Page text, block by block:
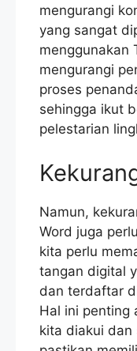
mengurangi
yang sangat
menggunakan
mengurangi
proses
sehingga ikut
pelestarian
Namun,
Word juga
kita perlu
tangan digital
dan terdaftar
Hal ini penting
kita diakui dan